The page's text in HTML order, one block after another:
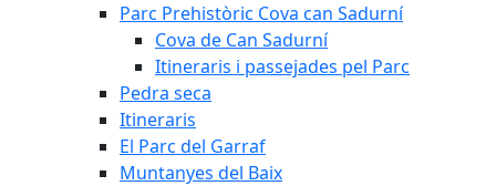
Parc Prehistòric Cova can Sadurní
Cova de Can Sadurní
Itineraris i passejades pel Parc
Pedra seca
Itineraris
El Parc del Garraf
Muntanyes del Baix